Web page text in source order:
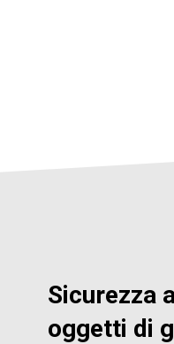
Sicurezza
oggetti di